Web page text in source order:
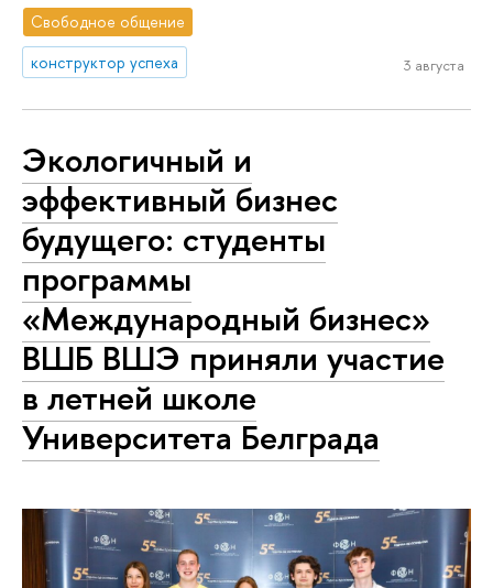
Свободное общение
конструктор успеха
3 августа
Экологичный и
эффективный бизнес
будущего: студенты
программы
«Международный бизнес»
ВШБ ВШЭ приняли участие
в летней школе
Университета Белграда